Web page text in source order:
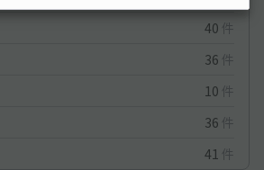
40 件
36 件
10 件
36 件
41 件